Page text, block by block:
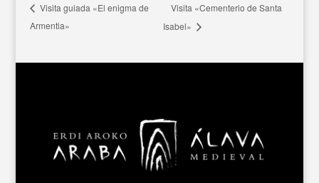
Visita guiada «El enigma de
Armentia»
Visita «Cementerio de Santa
Isabel»